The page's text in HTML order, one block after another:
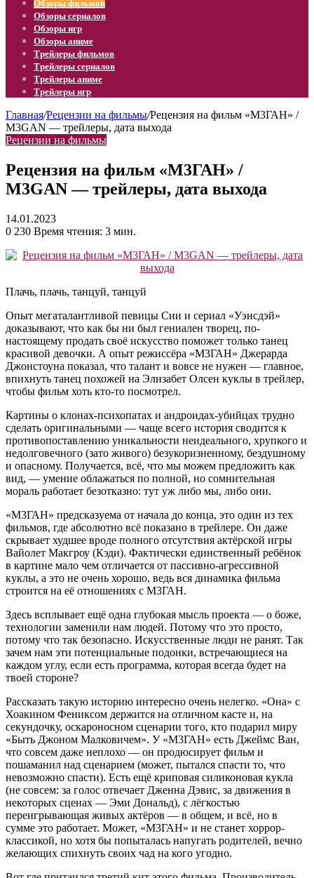
Обзоры фильмов
Обзоры сериалов
Обзоры игр
Обзоры аниме
Трейлеры фильмов
Трейлеры сериалов
Трейлеры аниме
Трейлеры игр
Главная/Рецензии на фильмы/Рецензия на фильм «М3ГАН» /
M3GAN — трейлеры, дата выхода
Рецензии на фильмы
Рецензия на фильм «М3ГАН» /
M3GAN — трейлеры, дата выхода
14.01.2023
0 230 Время чтения: 3 мин.
Плачь, плачь, танцуй, танцуй
Опыт мегаталантливой певицы Сии и сериал «Уэнсдэй»
доказывают, что как бы ни был гениален творец, по-
настоящему продать своё искусство поможет только танец
красивой девочки. А опыт режиссёра «М3ГАН» Джерарда
Джонстоуна показал, что талант и вовсе не нужен — главное,
впихнуть танец похожей на Элизабет Олсен куклы в трейлер,
чтобы фильм хоть кто-то посмотрел.
Картины о клонах-психопатах и андроидах-убийцах трудно
сделать оригинальными — чаще всего история сводится к
противопоставлению уникальности неидеального, хрупкого и
недолговечного (зато живого) безукоризненному, бездушному
и опасному. Получается, всё, что мы можем предложить как
вид, — умение облажаться по полной, но сомнительная
мораль работает безотказно: тут уж либо мы, либо они.
«М3ГАН» предсказуема от начала до конца, это один из тех
фильмов, где абсолютно всё показано в трейлере. Он даже
скрывает худшее вроде полного отсутствия актёрской игры
Вайолет Макгроу (Кэди). Фактически единственный ребёнок
в картине мало чем отличается от пассивно-агрессивной
куклы, а это не очень хорошо, ведь вся динамика фильма
строится на её отношениях с М3ГАН.
Здесь всплывает ещё одна глубокая мысль проекта — о боже,
технологии заменили нам людей. Потому что это просто,
потому что так безопасно. Искусственные люди не ранят. Так
зачем нам эти потенциальные подонки, встречающиеся на
каждом углу, если есть программа, которая всегда будет на
твоей стороне?
Рассказать такую историю интересно очень нелегко. «Она» с
Хоакином Фениксом держится на отличном касте и, на
секундочку, оскароносном сценарии того, кто подарил миру
«Быть Джоном Малковичем». У «М3ГАН» есть Джеймс Ван,
что совсем даже неплохо — он продюсирует фильм и
пошаманил над сценарием (может, пытался спасти то, что
невозможно спасти). Есть ещё криповая силиконовая кукла
(не совсем: за голос отвечает Дженна Дэвис, за движения в
некоторых сценах — Эми Дональд), с лёгкостью
переигрывающая живых актёров — в общем, и всё, но в
сумме это работает. Может, «М3ГАН» и не станет хоррор-
классикой, но хотя бы попыталась напугать родителей, вечно
желающих спихнуть своих чад на кого угодно.